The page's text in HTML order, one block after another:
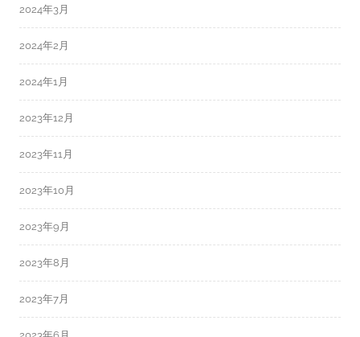
2024年3月
2024年2月
2024年1月
2023年12月
2023年11月
2023年10月
2023年9月
2023年8月
2023年7月